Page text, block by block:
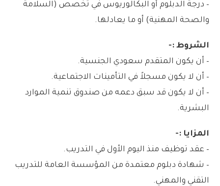
– درجة الدبلوم أو البكالوريوس في تخصص (السلامة
والصحة المهنية) أو ما يعادلها.
الشروط :-
– أن يكون المتقدم سعودي الجنسية.
– أن لا يكون مسجلاً في التأمينات الاجتماعية.
– أن لا يكون قد سبق دعمه من صندوق تنمية الموارد
البشرية.
المزايا :-
– عقد توظيف منذ اليوم الأول في التدريب.
– شهادة دبلوم معتمدة من المؤسسة العامة للتدريب
التقني والمهني.